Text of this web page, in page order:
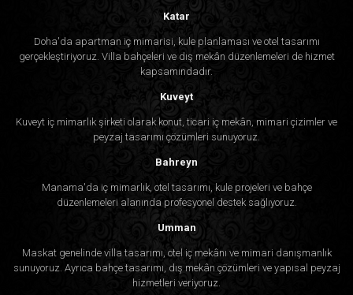
Katar
Doha'da apartman iç mimarisi, kule planlaması ve otel tasarımı
gerçekleştiriyoruz. Villa bahçeleri ve dış mekân düzenlemeleri de hizmet
kapsamındadır.
Kuveyt
Kuveyt iç mimarlık şirketi olarak konut, ticari iç mekân, mimari çizimler ve
peyzaj tasarımı çözümleri sunuyoruz.
Bahreyn
Manama'da iç mimarlık, otel tasarımı, kule projeleri ve bahçe
düzenlemeleri alanında profesyonel destek sağlıyoruz.
Umman
Maskat genelinde villa tasarımı, otel iç mekânı ve mimari danışmanlık
sunuyoruz. Ayrıca bahçe tasarımı, dış mekân çözümleri ve yapısal peyzaj
hizmetleri veriyoruz.